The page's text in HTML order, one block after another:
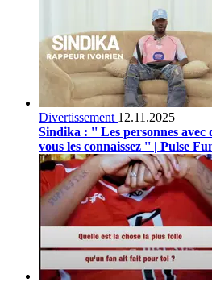
Divertissement 12.11.2025
Sindika : '' Les personnes avec
vous les connaissez '' | Pulse